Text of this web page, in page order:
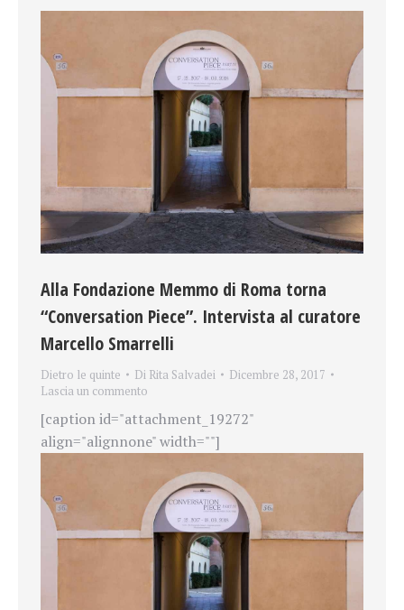
Alla Fondazione Memmo di Roma torna
“Conversation Piece”. Intervista al curatore
Marcello Smarrelli
Dietro le quinte Di Rita Salvadei
Dicembre 28, 2017
Lascia un commento
[caption id="attachment_19272"
align="alignnone" width=""]